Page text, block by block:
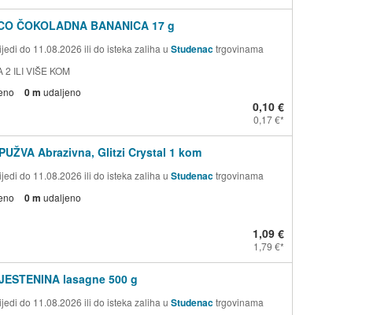
ČOKOLADNA BANANICA 17 g
do 11.08.2026 ili do isteka zaliha u Studenactrgovinama
2 ILI VIŠE KOM
0 m udaljeno
0,10 €
0,17 €
Abrazivna, Glitzi Crystal 1 kom
do 11.08.2026 ili do isteka zaliha u Studenactrgovinama
0 m udaljeno
1,09 €
1,79 €
lasagne 500 g
do 11.08.2026 ili do isteka zaliha u Studenactrgovinama